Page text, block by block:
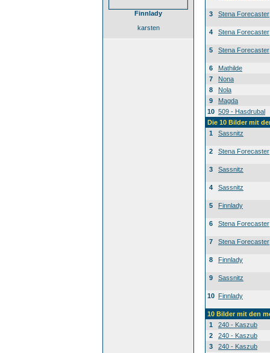
Finnlady
karsten
3 Stena Forecaster
4 Stena Forecaster
5 Stena Forecaster
6
Mathilde
7
Nona
8
Nola
9
Magda
10 509 - Hasdrubal
Die 10 Bilder mit
1
Sassnitz
2 Stena Forecaster
3 Sassnitz
4 Sassnitz
5 Finnlady
6 Stena Forecaster
7 Stena Forecaster
8 Finnlady
9 Sassnitz
10 Finnlady
10 Bilder mit den
1
240 - Kaszub
2
240 - Kaszub
3
240 - Kaszub